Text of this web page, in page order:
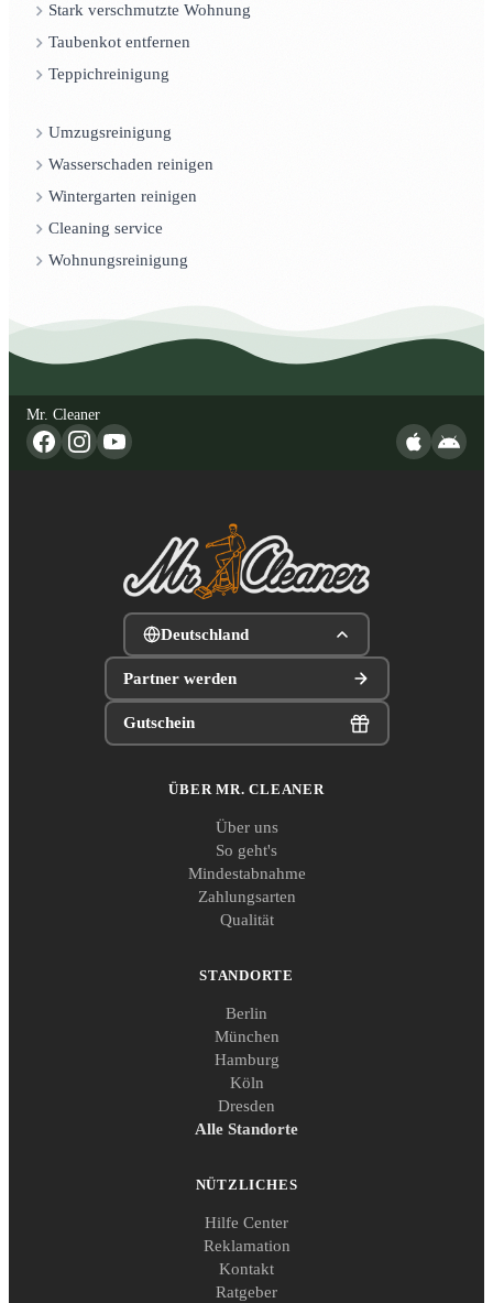
Stark verschmutzte Wohnung
Taubenkot entfernen
Teppichreinigung
Umzugsreinigung
Wasserschaden reinigen
Wintergarten reinigen
Cleaning service
Wohnungsreinigung
Mr. Cleaner
Deutschland
Partner werden
Gutschein
ÜBER MR. CLEANER
Über uns
So geht's
Mindestabnahme
Zahlungsarten
Qualität
STANDORTE
Berlin
München
Hamburg
Köln
Dresden
Alle Standorte
NÜTZLICHES
Hilfe Center
Reklamation
Kontakt
Ratgeber